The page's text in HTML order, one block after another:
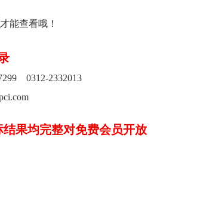
才能查看哦！
0312-2332013
果均完整对免费会员开放